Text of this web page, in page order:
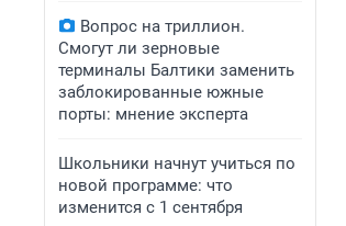
Вопрос на триллион.
Смогут ли зерновые
терминалы Балтики заменить
заблокированные южные
порты: мнение эксперта
Школьники начнут учиться по
новой программе: что
изменится с 1 сентября